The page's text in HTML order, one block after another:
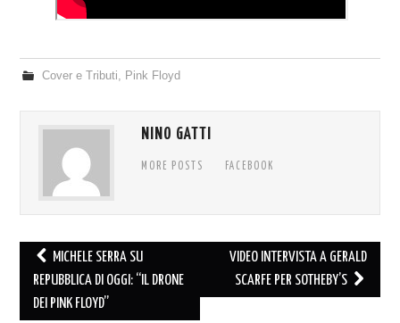
Cover e Tributi, Pink Floyd
NINO GATTI
MORE POSTS FACEBOOK
Post
navigation
MICHELE SERRA SU
REPUBBLICA DI OGGI: “IL DRONE
DEI PINK FLOYD”
VIDEO INTERVISTA A GERALD
SCARFE PER SOTHEBY’S